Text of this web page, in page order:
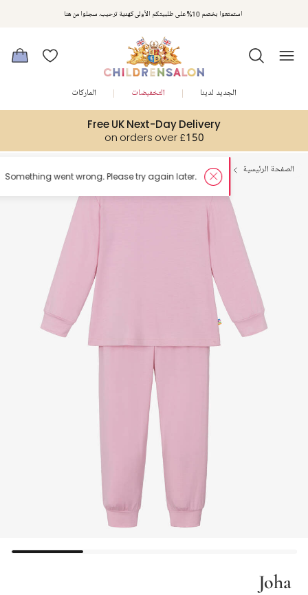
استمتعوا بخصم 10% على طلبيتكم الأولى كهدية ترحيب. سجلوا من هنا
Free UK Next-Day Delivery
on orders over £150
الجديد لدينا التخفيضات الماركات
الصفحة الرئيسية بنات
Joha